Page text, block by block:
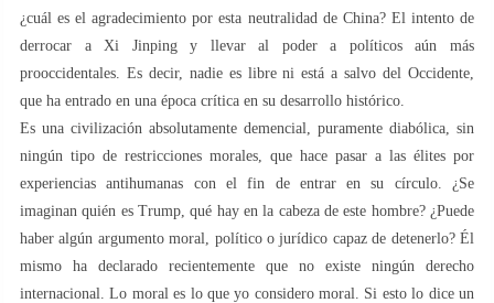
¿cuál es el agradecimiento por esta neutralidad de China? El intento de
derrocar a Xi Jinping y llevar al poder a políticos aún más
prooccidentales. Es decir, nadie es libre ni está a salvo del Occidente,
que ha entrado en una época crítica en su desarrollo histórico.
Es una civilización absolutamente demencial, puramente diabólica, sin
ningún tipo de restricciones morales, que hace pasar a las élites por
experiencias antihumanas con el fin de entrar en su círculo. ¿Se
imaginan quién es Trump, qué hay en la cabeza de este hombre? ¿Puede
haber algún argumento moral, político o jurídico capaz de detenerlo? Él
mismo ha declarado recientemente que no existe ningún derecho
internacional. Lo moral es lo que yo considero moral. Si esto lo dice un